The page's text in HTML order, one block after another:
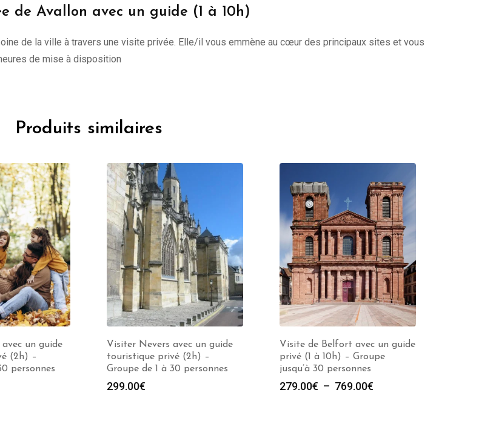
de Avallon avec un guide (1 à 10h)
de la ville à travers une visite privée. Elle/il vous emmène au cœur des principaux sites et vous
de mise à disposition
Produits similaires
un guide
(2h) –
personnes
Visiter Nevers avec un guide
touristique privé (2h) –
Groupe de 1 à 30 personnes
299.00€
Visite de Belfort avec un guide
privé (1 à 10h) – Groupe
jusqu’à 30 personnes
279.00€ – 769.00€